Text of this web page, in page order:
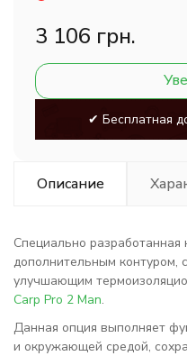
3 106 грн.
✔ Бесплатная
Описание
Специально разработанная
дополнительным контуром,
улучшающим
Carp Pro 2 Man.
Данная опция выполняет
и окружающей средой,